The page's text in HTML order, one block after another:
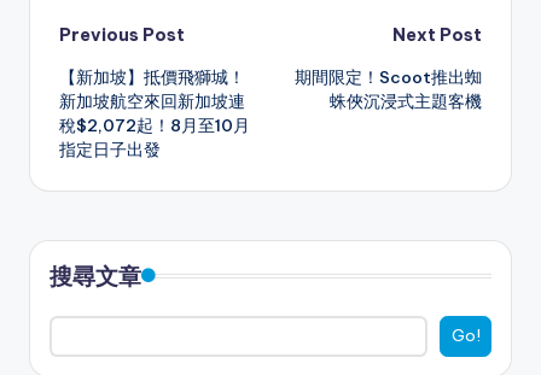
a
ts
A
p
p
e
a
d
s
h
a
t
g
e
o
gr
a
ai
l
ar
e
Post
navigation
Previous Post
【新加坡】抵價飛獅城！
新加坡航空來回新加坡連
稅$2,072起！8月至10月
指定日子出發
Next Post
期間限定！Scoot推出蜘
蛛俠沉浸式主題客機
搜尋文章
Go!